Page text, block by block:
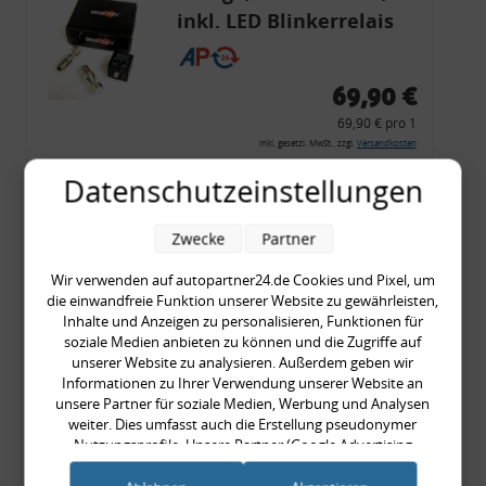
inkl. LED Blinkerrelais
CF 14
69,90 €
69,90 € pro 1
inkl. gesetzl. MwSt., zzgl. Versandkosten
Merkzettel
Rückleuchtenband mit
Blinker, rot, US-Ecken,
Audi 80 Cabrio, Typ 89,
OE-Nr.: 8G0945225 +
8G0945225C
999,99 €
Datenschutzeinstellungen
Wir verwenden auf autopartner24.de Cookies und Pixel, um
die einwandfreie Funktion unserer Website zu gewährleisten,
Inhalte und Anzeigen zu personalisieren, Funktionen für
soziale Medien anbieten zu können und die Zugriffe auf
unserer Website zu analysieren. Außerdem geben wir
Informationen zu Ihrer Verwendung unserer Website an
unsere Partner für soziale Medien, Werbung und Analysen
weiter. Dies umfasst auch die Erstellung pseudonymer
Nutzungsprofile. Unsere Partner (Google Advertising
Products) führen diese Informationen möglicherweise mit
Zwecke Partner